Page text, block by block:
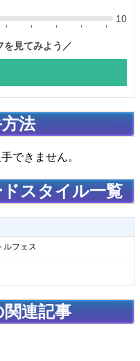
法
できません。
スタイル一覧
ルフェス
連記事